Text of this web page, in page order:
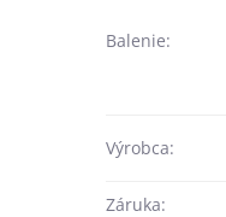
Balenie:
Výrobca:
Záruka: